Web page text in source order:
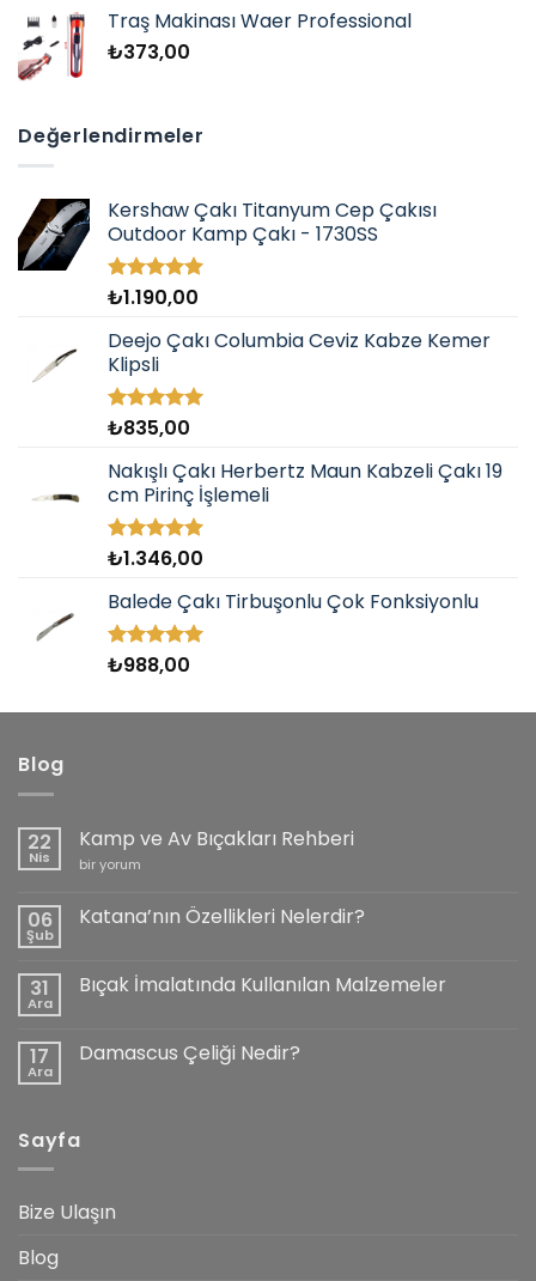
aldı
Traş Makinası Waer Professional
₺373,00
Değerlendirmeler
Kershaw Çakı Titanyum Cep Çakısı
Outdoor Kamp Çakı - 1730SS
5 üzerinden
aldı
₺1.190,00
Deejo Çakı Columbia Ceviz Kabze Kemer
Klipsli
5 üzerinden
aldı
₺835,00
Nakışlı Çakı Herbertz Maun Kabzeli Çakı 19
cm Pirinç İşlemeli
5 üzerinden
aldı
₺1.346,00
Balede Çakı Tirbuşonlu Çok Fonksiyonlu
5 üzerinden
₺988,00
Blog
22
Nis
Kamp ve Av Bıçakları Rehberi
Kamp
Bıçakları
Rehberi
bir yorum
06
Şub
Katana’nın Özellikleri Nelerdir?
Katana’nın
Özellikleri
Nelerdir?
31
Ara
Bıçak İmalatında Kullanılan Malzemeler
İmalatında
17
Ara
Damascus Çeliği Nedir?
Nedir?
Sayfa
Bize Ulaşın
Blog